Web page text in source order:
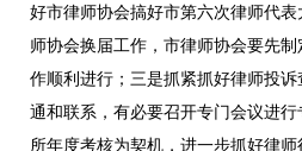
好市律师协会搞好市第六次律师代
师协会换届工作，市律师协会要先
作顺利进行；三是抓紧抓好律师投
通和联系，有必要召开专门会议进
所年度考核为契机，进一步抓好律